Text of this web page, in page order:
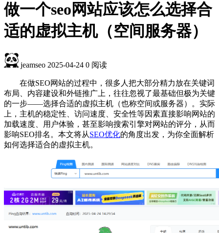
做一个seo网站应该怎么选择合
适的虚拟主机（空间服务器）
jeamseo 2025-04-24 0 阅读
在做SEO网站的过程中，很多人把大部分精力放在关键词
布局、内容建设和外链推广上，往往忽视了最基础但极为关键
的一步——选择合适的虚拟主机（也称空间或服务器）。实际
上，主机的稳定性、访问速度、安全性等因素直接影响网站的
加载速度、用户体验，甚至影响搜索引擎对网站的评分，从而
影响SEO排名。本文将从SEO优化的角度出发，为你全面解析
如何选择适合的虚拟主机。